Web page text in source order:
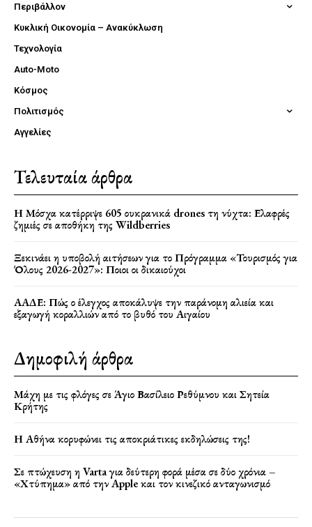
Περιβάλλον
Κυκλική Οικονομία – Ανακύκλωση
Τεχνολογία
Auto-Moto
Κόσμος
Πολιτισμός
Αγγελίες
Τελευταία άρθρα
Η Μόσχα κατέρριψε 605 ουκρανικά drones τη νύχτα: Ελαφρές
ζημιές σε αποθήκη της Wildberries
Ξεκινάει η υποβολή αιτήσεων για το Πρόγραμμα «Τουρισμός για
Όλους 2026-2027»: Ποιοι οι δικαιούχοι
ΑΑΔΕ: Πώς ο έλεγχος αποκάλυψε την παράνομη αλιεία και
εξαγωγή κοραλλιών από το βυθό του Αιγαίου
Δημοφιλή άρθρα
Μάχη με τις φλόγες σε Άγιο Βασίλειο Ρεθύμνου και Σητεία
Κρήτης
Η Αθήνα κορυφώνει τις αποκριάτικες εκδηλώσεις της!
Σε πτώχευση η Varta για δεύτερη φορά μέσα σε δύο χρόνια –
«Χτύπημα» από την Apple και τον κινεζικό ανταγωνισμό